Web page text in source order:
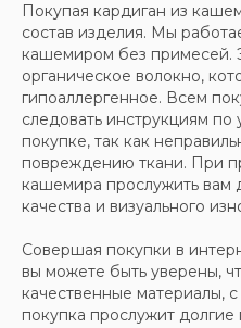
Покупая кардиган из
состав изделия. Мы
кашемиром без примесей.
органическое волокно,
гипоаллергенное. Всем
следовать инструкциям
покупке, так как
повреждению ткани. При
кашемира прослужить вам
качества и визуального
Совершая покупки в
вы можете быть уверены,
качественные материалы,
покупка прослужит